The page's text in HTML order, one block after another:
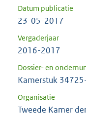
Datum publicatie
23-05-2017
Vergaderjaar
2016-2017
Dossier- en
Kamerstuk
Organisatie
Tweede Kamer